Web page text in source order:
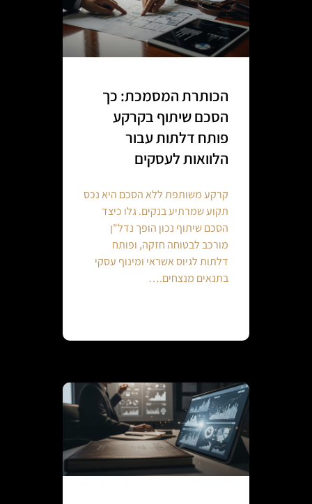
הכותרת המסמכת: כך
הסכם שיתוף בקרקע
פותח דלתות עבור
הלוואות לעסקים
קרקע משותפת ללא הסכם היא נכס
תקוע שמרתיע בנקים. גלו כיצד
הסכם שיתוף נכון הופך נדל"ן
מורכב לבטוחה חזקה, ופותח
דלתות לגיוס אשראי ומינוף עסקי
בתנאים מנצחים.…